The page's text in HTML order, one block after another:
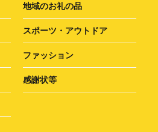
地域のお礼の品
スポーツ・アウトドア
ファッション
感謝状等